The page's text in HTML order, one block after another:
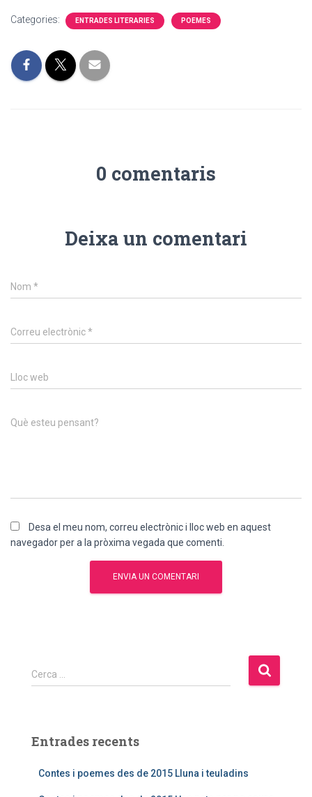
Categories: ENTRADES LITERARIES POEMES
0 comentaris
Deixa un comentari
Nom *
Correu electrònic*
Lloc web
Què esteu pensant?
Desa el meu nom, correu electrònic i lloc web en aquest
navegador per a la pròxima vegada que comenti.
Cerca …
Entrades recents
Contes i poemes des de 2015 Lluna i teuladins